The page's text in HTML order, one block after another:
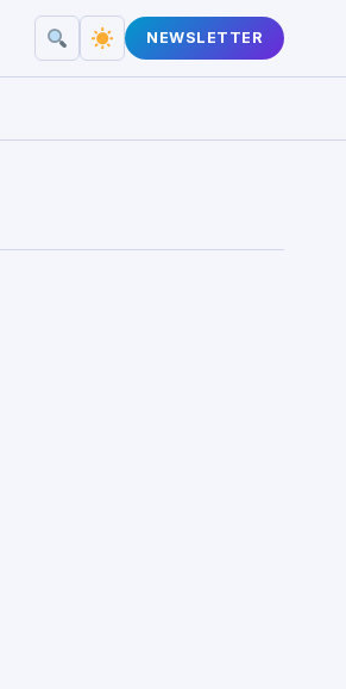
NEWSLETTER